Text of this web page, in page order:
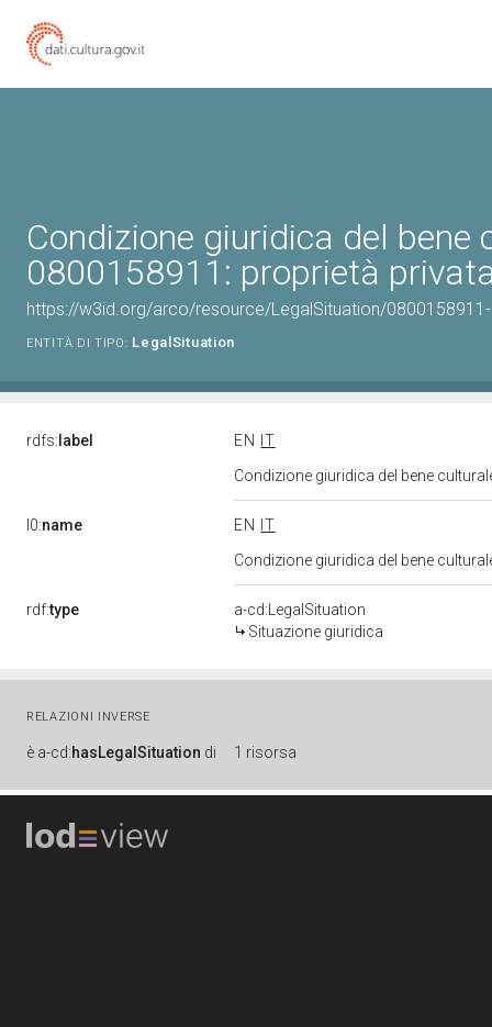
Condizione giuridica del bene
0800158911: proprietà
https://w3id.org/arco/resource/LegalSituation/
ENTITÀ DI TIPO: LegalSituation
rdfs: label EN
IT
Condizione giuridica del bene
l0:name EN
IT
Condizione giuridica del bene
rdf:type
a-cd:LegalSituation
Situazione giuridica
RELAZIONI INVERSE
è a-cd:hasLegalSituation di 1 risorsa